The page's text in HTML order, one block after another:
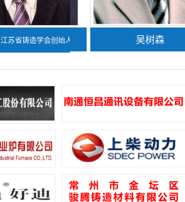
江苏省铸造学会创始人
熊守美 吴树森